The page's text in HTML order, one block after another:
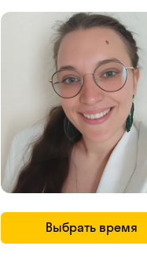
Выбрать время